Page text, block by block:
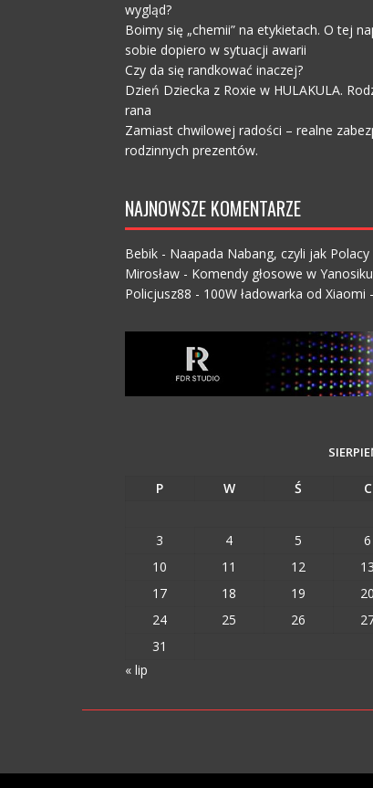
wygląd?
Boimy się „chemii” na etykietach. O tej
sobie dopiero w sytuacji awarii
Czy da się randkować inaczej?
Dzień Dziecka z Roxie w HULAKULA.
rana
Zamiast chwilowej radości – realne
rodzinnych prezentów.
NAJNOWSZE KOMENTARZE
Bebik- Naapada Nabang, czyli jak
Mirosław- Komendy głosowe w
Policjusz88 - 100W ładowarka od
P W Ś C
3
4 5 6
10
11 12 13
17
18 19 20
24
25 26
31
« lip